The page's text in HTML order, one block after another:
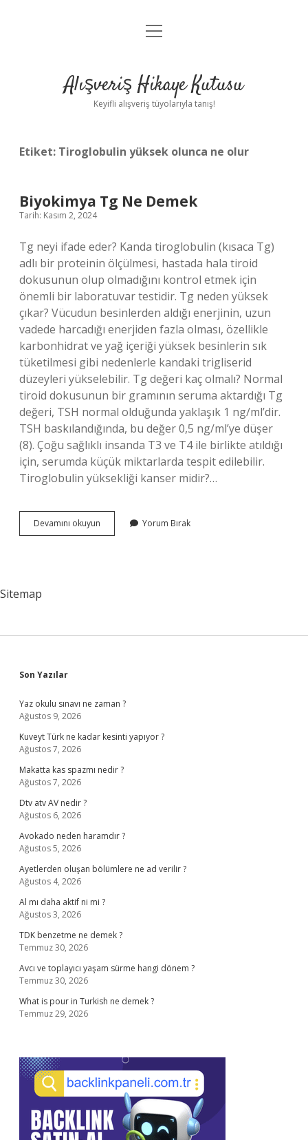
Anasayfa
Yasal Uyarı
menüyü
Alışveriş Hikaye Kutusu
Keyifli alışveriş tüyolarıyla tanış!
Etiket: Tiroglobulin yüksek olunca ne olur
Biyokimya Tg Ne Demek
Tarih: Kasım 2, 2024
Tg neyi ifade eder? Kanda tiroglobulin (kısaca Tg)
adlı bir proteinin ölçülmesi, hastada hala tiroid
dokusunun olup olmadığını kontrol etmek için
önemli bir laboratuvar testidir. Tg neden yüksek
çıkar? Vücudun besinlerden aldığı enerjinin, uzun
vadede harcadığı enerjiden fazla olması, özellikle
karbonhidrat ve yağ içeriği yüksek besinlerin sık
tüketilmesi gibi nedenlerle kandaki trigliserid
düzeyleri yükselebilir. Tg değeri kaç olmalı? Normal
tiroid dokusunun bir gramının seruma aktardığı Tg
değeri, TSH normal olduğunda yaklaşık 1 ng/ml’dir.
TSH baskılandığında, bu değer 0,5 ng/ml’ye düşer
(8). Çoğu sağlıklı insanda T3 ve T4 ile birlikte atıldığı
için, serumda küçük miktarlarda tespit edilebilir.
Tiroglobulin yüksekliği kanser midir?…
Devamını okuyun Biyokimya
Tg
Yorum Bırak
Sitemap
Sidebar
Son Yazılar
Yaz okulu sınavı ne zaman ?
Ağustos 9, 2026
Kuveyt Türk ne kadar kesinti yapıyor ?
Ağustos 7, 2026
Makatta kas spazmı nedir ?
Ağustos 7, 2026
Dtv atv AV nedir ?
Ağustos 6, 2026
Avokado neden haramdır ?
Ağustos 5, 2026
Ayetlerden oluşan bölümlere ne ad verilir ?
Ağustos 4, 2026
Al mı daha aktif ni mi ?
Ağustos 3, 2026
TDK benzetme ne demek ?
Temmuz 30, 2026
Avcı ve toplayıcı yaşam sürme hangi dönem ?
Temmuz 30, 2026
What is pour in Turkish ne demek ?
Temmuz 29, 2026